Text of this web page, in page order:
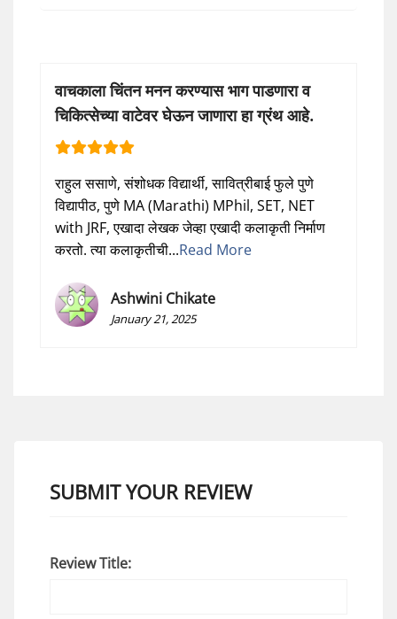
वाचकाला चिंतन मनन करण्यास भाग पाडणारा व
चिकित्सेच्या वाटेवर घेऊन जाणारा हा ग्रंथ आहे.
राहुल ससाणे, संशोधक विद्यार्थी, सावित्रीबाई फुले पुणे
विद्यापीठ, पुणे MA (Marathi) MPhil, SET, NET
with JRF, एखादा लेखक जेव्हा एखादी कलाकृती निर्माण
करतो. त्या कलाकृतीची...Read More
Ashwini Chikate
January 21, 2025
SUBMIT YOUR REVIEW
Review Title: